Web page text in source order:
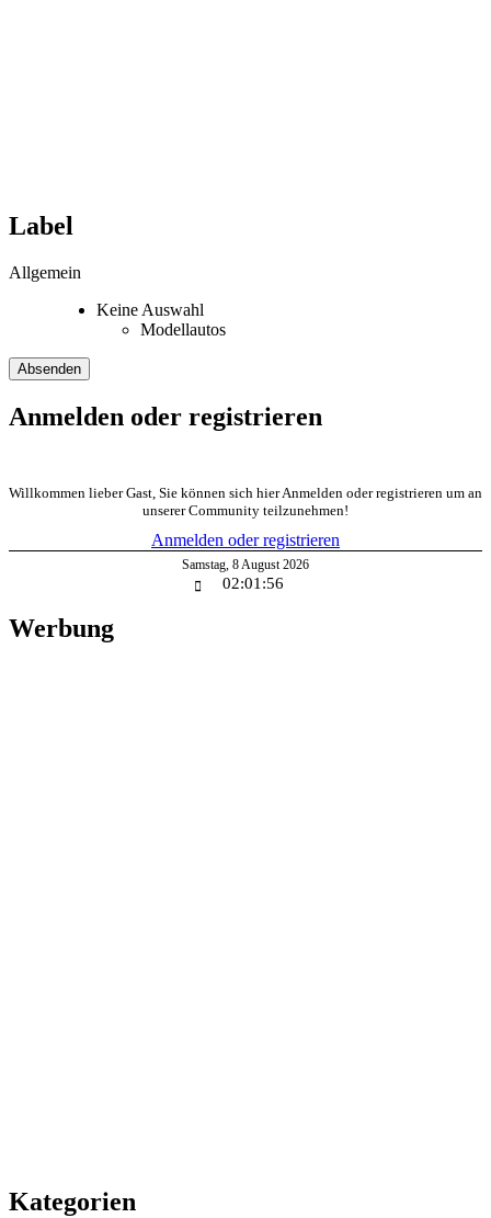
Label
Allgemein
Keine Auswahl
Modellautos
Anmelden oder registrieren
Willkommen lieber Gast, Sie können sich hier Anmelden oder registrieren um an
unserer Community teilzunehmen!
Anmelden oder registrieren
Samstag 8 August 2026
02:01:56
Werbung
Kategorien